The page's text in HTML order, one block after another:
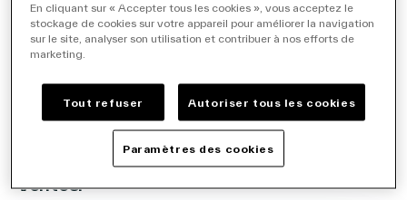
magasin
et
croissance
ventes.
En cliquant sur « Accepter tous les cookies », vous acceptez le
stockage de cookies sur votre appareil pour améliorer la navigation
sur le site, analyser son utilisation et contribuer à nos efforts de
marketing.
Tout refuser Autoriser tous les cookies
Paramètres des cookies